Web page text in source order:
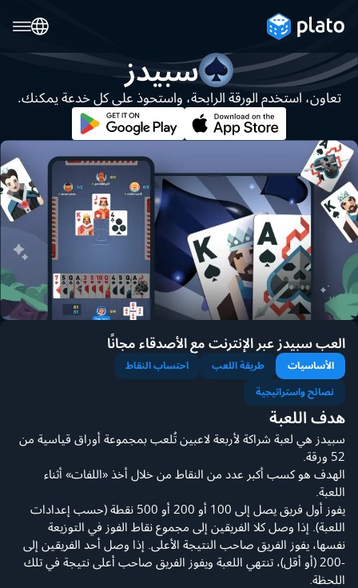
سبيدز
تعاون، استخدم الورقة الرابحة، واستحوذ على كل خدعة يمكنك.
العب سبيدز عبر الإنترنت مع الأصدقاء مجانًا
الأساسيات طريقة اللعب
احتساب النقاط
نصائح واستراتيجية
هدف اللعبة
سبيدز هي لعبة شراكة لأربعة لاعبين تُلعب بمجموعة أوراق قياسية من
52 ورقة.
الهدف هو كسب أكبر عدد من النقاط من خلال أخذ «اللفات» أثناء
اللعبة.
يفوز أول فريق يصل إلى 100 أو 200 أو 500 نقطة (حسب إعدادات
اللعبة). إذا وصل كلا الفريقين إلى مجموع نقاط الفوز في التوزيعة
نفسها، يفوز الفريق صاحب النتيجة الأعلى. إذا وصل أحد الفريقين إلى
-200 (أو أقل)، تنتهي اللعبة ويفوز الفريق صاحب أعلى نتيجة في تلك
اللحظة.